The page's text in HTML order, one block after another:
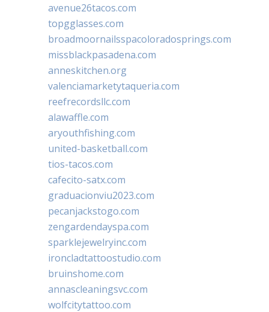
avenue26tacos.com
topgglasses.com
broadmoornailsspacoloradosprings.com
missblackpasadena.com
anneskitchen.org
valenciamarketytaqueria.com
reefrecordsllc.com
alawaffle.com
aryouthfishing.com
united-basketball.com
tios-tacos.com
cafecito-satx.com
graduacionviu2023.com
pecanjackstogo.com
zengardendayspa.com
sparklejewelryinc.com
ironcladtattoostudio.com
bruinshome.com
annascleaningsvc.com
wolfcitytattoo.com